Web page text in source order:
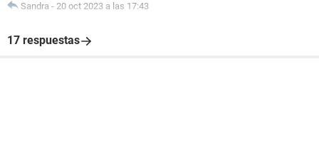
Sandra - 20 oct 2023 a las 17:43
17 respuestas